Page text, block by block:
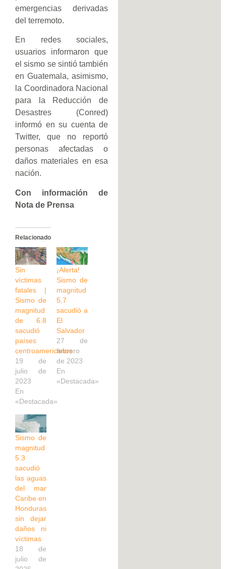
emergencias derivadas
del terremoto.
En redes sociales,
usuarios informaron que
el sismo se sintió también
en Guatemala, asimismo,
la Coordinadora Nacional
para la Reducción de
Desastres (Conred)
informó en su cuenta de
Twitter, que no reportó
personas afectadas o
daños materiales en esa
nación.
Con información de
Nota de Prensa
Relacionado
Sin
víctimas
fatales |
Sismo de
magnitud
de 6.8
sacudió
países
centroamericanos
19 de
julio de
2023
En
«Destacada»
¡Alerta!
Sismo de
magnitud
5,7
sacudió a
El
Salvador
27 de
febrero
de 2023
En
«Destacada»
Sismo de
magnitud
5.3
sacudió
las aguas
del mar
Caribe en
Honduras
sin dejar
daños ni
víctimas
18 de
julio de